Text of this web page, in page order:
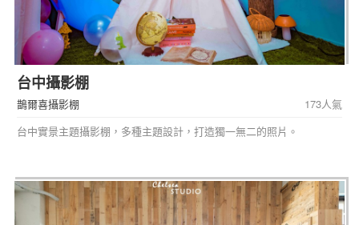
台中攝影棚
鵲爾喜攝影棚
173人氣
台中實景主題攝影棚，多種主題設計，打造獨一無二的照片。